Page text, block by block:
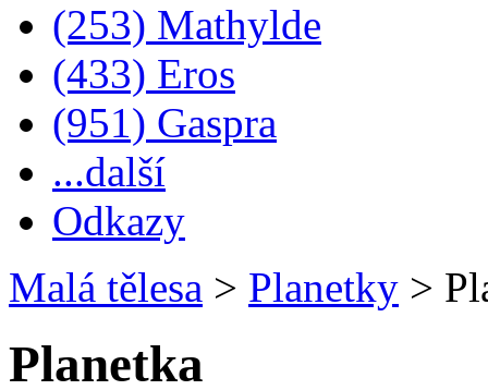
(253) Mathylde
(433) Eros
(951) Gaspra
...další
Odkazy
Malá tělesa > Planetky >
Planetka